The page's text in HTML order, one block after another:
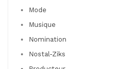
Mode
Musique
Nomination
Nostal-Ziks